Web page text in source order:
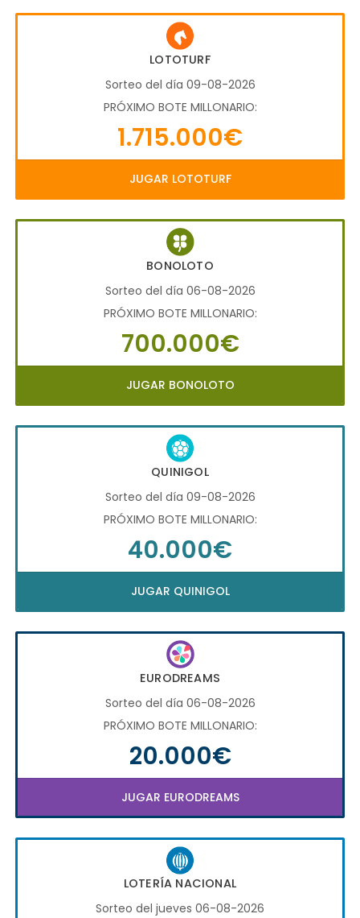
LOTOTURF
Sorteo del día 09-08-2026
PRÓXIMO BOTE MILLONARIO:
1.715.000€
JUGAR LOTOTURF
BONOLOTO
Sorteo del día 06-08-2026
PRÓXIMO BOTE MILLONARIO:
700.000€
JUGAR BONOLOTO
QUINIGOL
Sorteo del día 09-08-2026
PRÓXIMO BOTE MILLONARIO:
40.000€
JUGAR QUINIGOL
EURODREAMS
Sorteo del día 06-08-2026
PRÓXIMO BOTE MILLONARIO:
20.000€
JUGAR EURODREAMS
LOTERÍA NACIONAL
Sorteo del jueves 06-08-2026